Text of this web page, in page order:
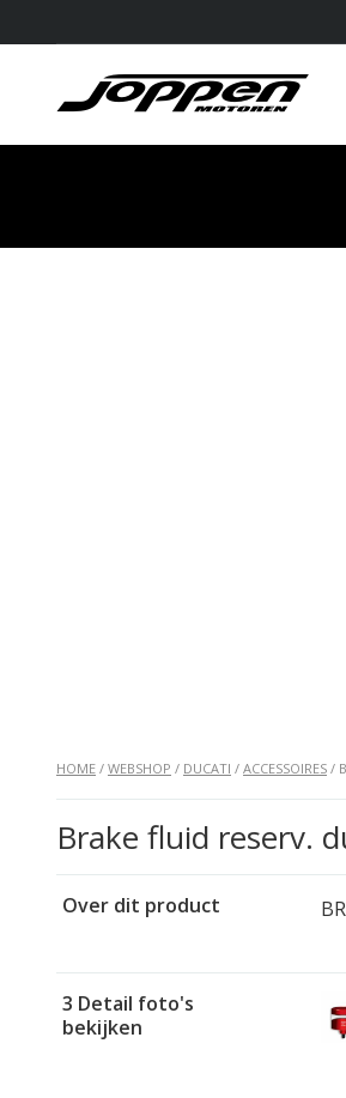
HOME / WEBSHOP / DUCATI / ACCESSOIRES /
Brake fluid reserv.
Over dit product
3 Detail foto's
bekijken